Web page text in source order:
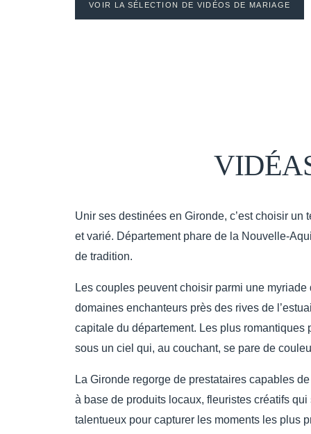
VOIR LA SÉLECTION DE VIDÉOS DE MARIAGE
Unir ses destinées en Gironde, c’est choisir
et varié. Département phare de la Nouvelle-
de tradition.
Les couples peuvent choisir parmi une
domaines enchanteurs près des rives de
capitale du département. Les plus romantiques
sous un ciel qui, au couchant, se pare de
La Gironde regorge de prestataires capables
à base de produits locaux, fleuristes créatifs
talentueux pour capturer les moments les plus